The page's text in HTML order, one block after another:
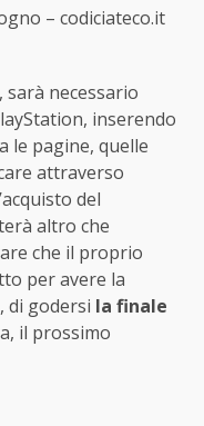
– codiciateco.it
necessario
inserendo
le pagine, quelle
attraverso
del
altro che
che il proprio
per avere la
di godersi la finale
il prossimo